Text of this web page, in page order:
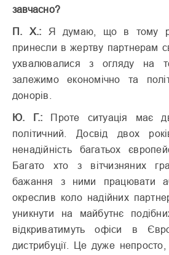
завчасно?
П. Х.: Я думаю, що в тому
принесли в жертву партнерам
ухвалювалися з огляду на
залежимо економічно та
донорів.
Ю. Г.: Проте ситуація має
політичний. Досвід двох
ненадійність багатьох
Багато хто з вітчизняних
бажання з ними працювати
окреслив коло надійних
уникнути на майбутнє
відкриватимуть офіси в
дистрибуції. Це дуже